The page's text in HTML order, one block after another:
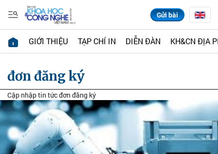
Gửi bài
GIỚI THIỆU TẠP CHÍ IN DIỄN ĐÀN KH&CN ĐỊA
đơn đăng ký
Cập nhập tin tức đơn đăng ký